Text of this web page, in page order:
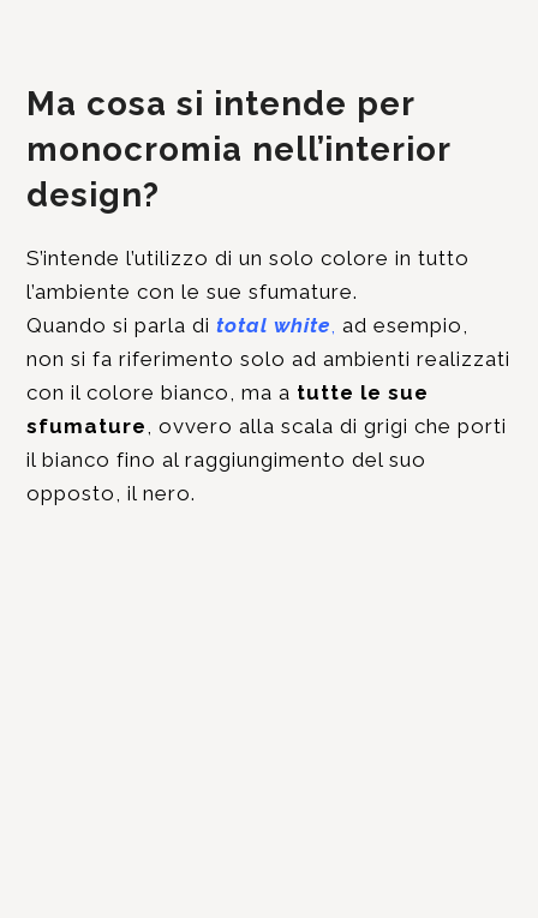
Ma cosa si intende per
monocromia nell’interior
design?
S’intende l’utilizzo di un solo colore in tutto
l’ambiente con le sue sfumature.
Quando si parla di total white ad esempio,
non si fa riferimento solo ad ambienti realizzati
con il colore bianco, ma a tutte le sue
sfumature , ovvero alla scala di grigi che porti
il bianco fino al raggiungimento del suo
opposto, il nero.